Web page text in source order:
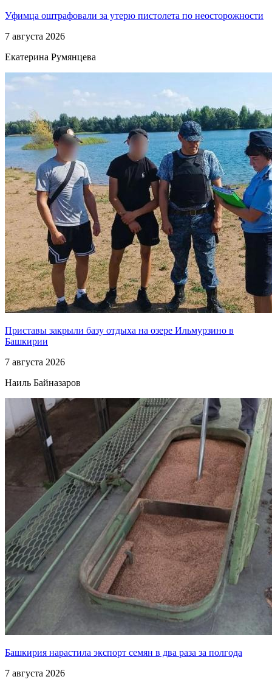
Уфимца оштрафовали за утерю пистолета по неосторожности
7 августа 2026
Екатерина Румянцева
Приставы закрыли базу отдыха на озере Ильмурзино в
Башкирии
7 августа 2026
Наиль Байназаров
Башкирия нарастила экспорт семян в два раза за полгода
7 августа 2026